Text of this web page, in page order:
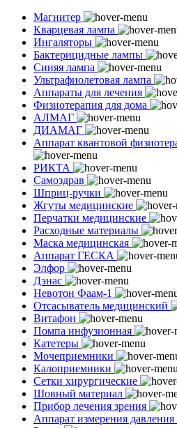
Магнитер
Кварцевая лампа
Ингаляторы
Бактерицидные лампы
Синяя лампа
Ультрафиолетовая лампа
Аппараты для лечения
Физиотерапия для дома
АЛМАГ
ДИАМАГ
Аппарат квантовой
РИКТА
Самоздрав
Шприц-ручки
Жгуты медицинские
Перчатки медицинские
Расходные материалы
Маска медицинская
Аппарат ГЕСКА
Элфор
Дэнас
Невотон Фаам-1
Отсасыватель медицинский
Витафон
Помпа инфузионная
Катетеры
Мочеприемники
Калоприемники
Сетки хирургические
Шовный материал
Прибор лечения зрения
Аппарат измерения давления